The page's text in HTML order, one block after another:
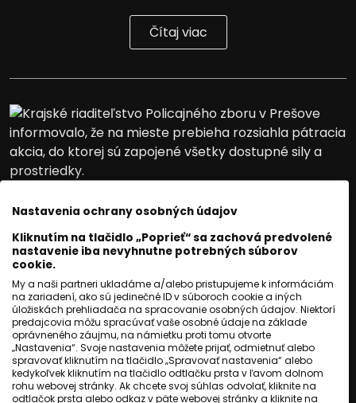
Čítaj viac
KRIMI
Polícia pátra po trojročnom
chlapcovi. Stratil sa pri
Nastavenia ochrany osobných údajov
Kliknutím na tlačidlo „Poprieť“ sa zachová predvolené
nastavenie iba nevyhnutne potrebných súborov
cookie.
My a naši partneri ukladáme a/alebo pristupujeme k informáciám
na zariadení, ako sú jedinečné ID v súboroch cookie a iných
úložiskách prehliadača na spracovanie osobných údajov. Niektorí
predajcovia môžu spracúvať vaše osobné údaje na základe
oprávneného záujmu, na námietku proti tomu otvorte
„Nastavenia“. Svoje nastavenia môžete prijať, odmietnuť alebo
spravovať kliknutím na tlačidlo „Spravovať nastavenia“ alebo
kedykoľvek kliknutím na tlačidlo odtlačku prsta v ľavom dolnom
rohu webovej stránky. Ak chcete svoj súhlas odvolať, kliknite na
odtlačok prsta alebo odkaz v päte webovej stránky a kliknite na